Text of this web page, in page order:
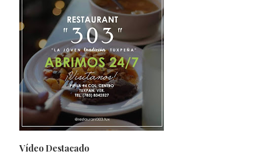
Vídeo Destacado